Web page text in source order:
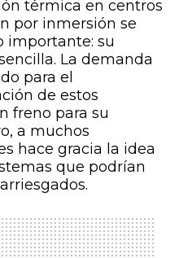
térmica en centros
por inmersión se
importante: su
La demanda
para el
de estos
freno para su
a muchos
hace gracia la idea
que podrían